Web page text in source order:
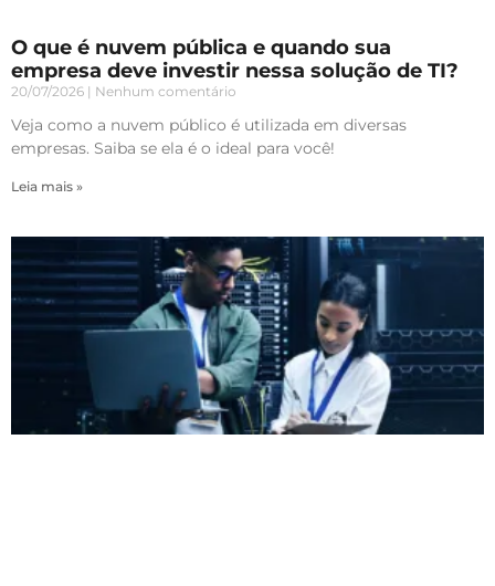
O que é nuvem pública e quando sua
empresa deve investir nessa solução de TI?
20/07/2026 Nenhum comentário
Veja como a nuvem público é utilizada em diversas
empresas. Saiba se ela é o ideal para você!
Leia mais »